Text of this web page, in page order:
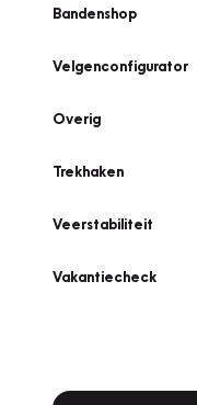
Bandenshop
Velgenconfigurator
Overig
Trekhaken
Veerstabiliteit
Vakantiecheck